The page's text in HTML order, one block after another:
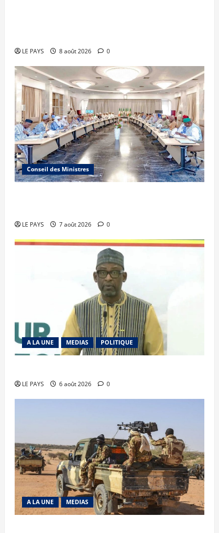
LE PAYS 8 août 2026 0
Conseil des Ministres
LE PAYS 7 août 2026 0
A LA UNE MEDIAS POLITIQUE
LE PAYS 6 août 2026 0
A LA UNE MEDIAS